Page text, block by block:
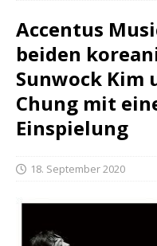
Accentus
beiden
Sunwock Kim
Chung mit
Einspielung
18. September 2020